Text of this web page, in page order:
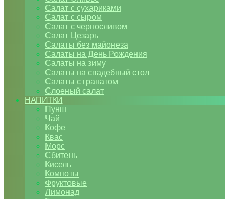
Салат с сухариками
Салат с сыром
Салат с черносливом
Салат Цезарь
Салаты без майонеза
Салаты на День Рождения
Салаты на зиму
Салаты на свадебный стол
Салаты с гранатом
Слоеный салат
НАПИТКИ
Пунш
Чай
Кофе
Квас
Морс
Сбитень
Кисель
Компоты
Фруктовые
Лимонад